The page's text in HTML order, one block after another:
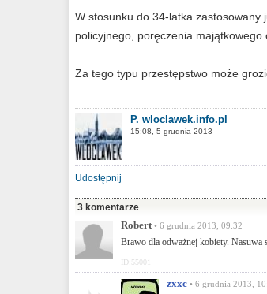
W stosunku do 34-latka zastosowany
policyjnego, poręczenia
Za tego typu przestępstwo może
P. wloclawek.info.pl
15:08, 5 grudnia 2013
Udostępnij
3 komentarze
Robert • 6 grudnia 2013, 09:32
Brawo dla odważnej kobiety. Nasuwa
ID:55001
zxxc • 6 grudnia 2013,